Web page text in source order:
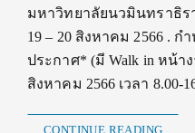
มหาวิทยาลัยนวมินทราธิรา
19 – 20 สิงหาคม 2566 .
ประกาศ* (มี Walk in หน้า
สิงหาคม 2566 เวลา 8.00-
CONTINUE READING